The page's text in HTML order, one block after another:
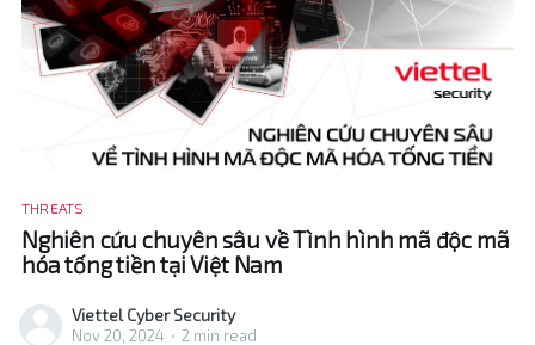
THREATS
Nghiên cứu chuyên sâu về Tình hình mã độc mã
hóa tống tiền tại Việt Nam
Viettel Cyber Security
Nov 20, 2024 • 2 min read